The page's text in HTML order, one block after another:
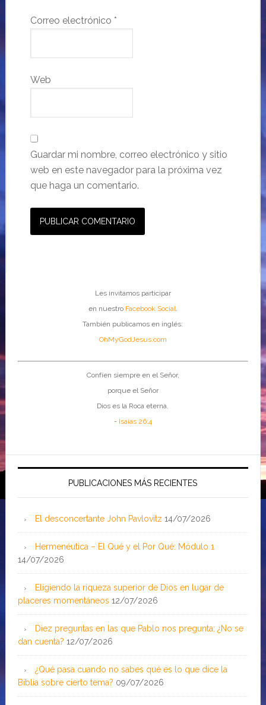
Correo electrónico *
Web
Guardar mi nombre, correo electrónico y sitio
web en este navegador para la próxima vez
que haga un comentario.
Les invitamos participar
en nuestro Facebook Social.
También publicamos en inglés:
OhMyGodJesus.com
Confíen siempre en el Señor,
porque el Señor
Dios es la Roca eterna.
- Isaías 26:4
PUBLICACIONES MÁS RECIENTES
El desconcertante John Pavlovitz 14/07/2026
Hermenéutica – El Qué y el Por Qué: Módulo 1
14/07/2026
Eligiendo la riqueza superior de Dios en lugar de
placeres momentáneos 12/07/2026
Diez preguntas en las que Pablo nos pregunta: ¿No se
dan cuenta? 12/07/2026
¿Qué pasa cuando no sabes qué es lo que dice la
Biblia sobre cierto tema? 09/07/2026